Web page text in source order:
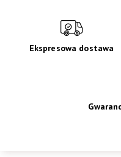
Ekspresowa dostawa